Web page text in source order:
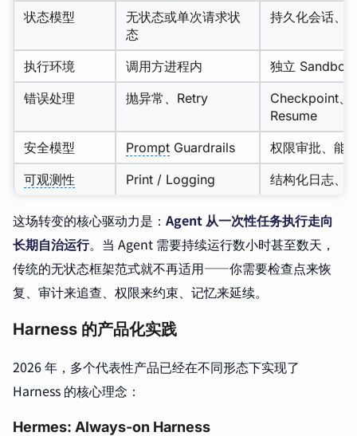
状态模型
无状态或单次请求状
态
持久化会话、
执行环境 调用方进程内
独立
错误处理
抛异常、Retry
Checkpoint、
Resume
安全模型
Prompt Guardrails
权限审批、能
可观测性
Print / Logging 结构化日志、
这场转变的核心驱动力是： Agent 从一次性任务执行走向
长期自治运行。当 Agent 需要持续运行数小时甚至数天，
传统的无状态框架范式就不再适用——你需要检查点来恢
复、审计来追查、权限来约束、记忆来延续。
Harness 的产品化实践
2026 年，多个代表性产品已经在不同形态下实现了
Harness 的核心理念：
Hermes: Always-on Harness